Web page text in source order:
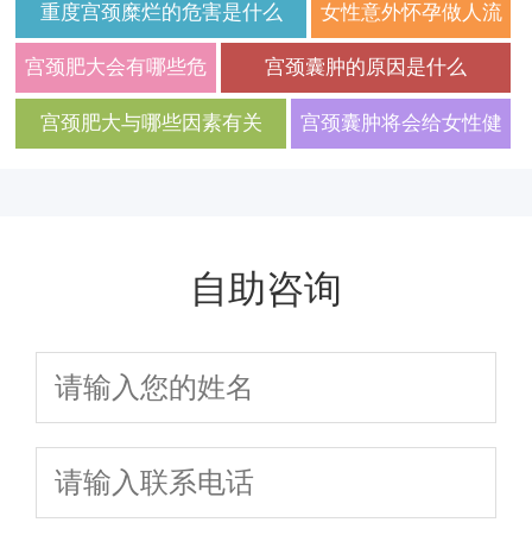
重度宫颈糜烂的危害是什么 女性意外怀孕做人流
有哪些注意事项
宫颈肥大会有哪些危
害
宫颈囊肿的原因是什么
宫颈肥大与哪些因素有关 宫颈囊肿将会给女性健
自助咨询